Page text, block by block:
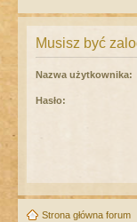
Musisz być
Nazwa użytkownika:
Hasło:
Strona główna forum